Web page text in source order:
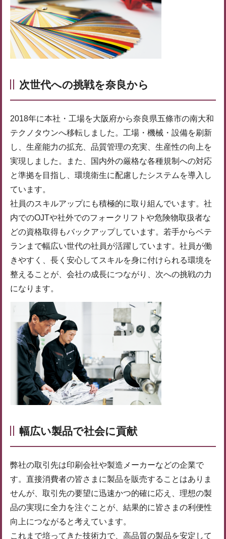
次世代への挑戦を奈良から
2018年に本社・工場を大阪府から奈良県五條市の南大和
テクノタウンへ移転しました。工場・機械・設備を刷新
し、生産能力の拡充、品質管理の充実、生産性の向上を
実現しました。また、国内外の厳格な各種規制への対応
と準拠を目指し、環境衛生に配慮したシステムを導入し
ています。
社員のスキルアップにも積極的に取り組んでいます。社
内でのOJTや社外でのフォークリフトや危険物取扱者な
どの資格取得もバックアップしています。若手からベテ
ランまで幅広い世代の社員が活躍しています。社員が働
きやすく、長く安心してスキルを身に付けられる環境を
整えることが、会社の成長につながり、次への挑戦の力
になります。
幅広い製品で社会に貢献
弊社の取引先は印刷会社や製造メーカーなどの企業で
す。直接消費者の皆さまに製品を販売することはありま
せんが、取引先の要望に迅速かつ的確に応え、理想の製
品の実現に全力を注ぐことが、結果的に皆さまの利便性
向上につながると考えています。
これまで培ってきた技術力で、高品質の製品を安定して